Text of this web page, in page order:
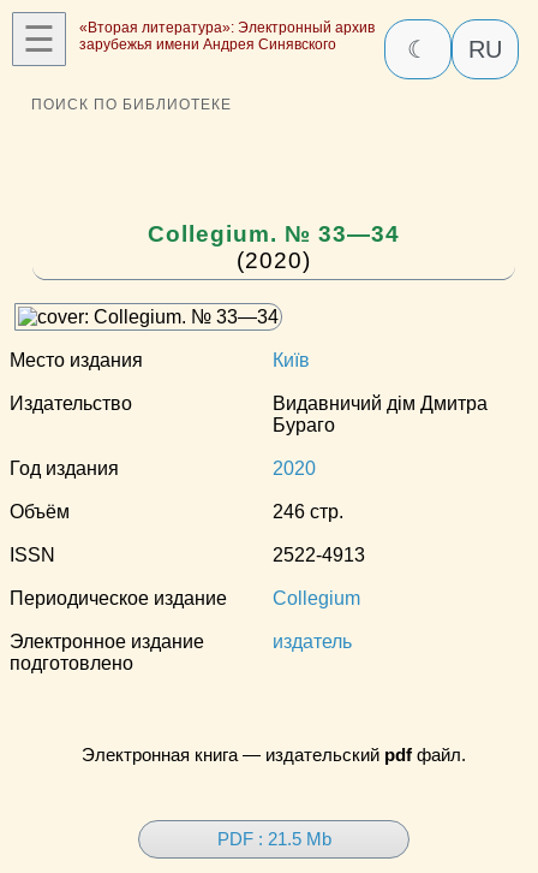
☰
«Вторая литература»: Электронный архив
зарубежья имени Андрея Синявского
☾ RU
ПОИСК ПО БИБЛИОТЕКЕ
Collegium. № 33—34
(2020)
Место издания Київ
Издательство
Видавничий дім Дмитра
Бураго
Год издания 2020
Объём 246 стр.
ISSN 2522-4913
Периодическое издание Collegium
Электронное издание
подготовлено
издатель
Электронная книга — издательский pdf файл.
PDF : 21.5 Mb